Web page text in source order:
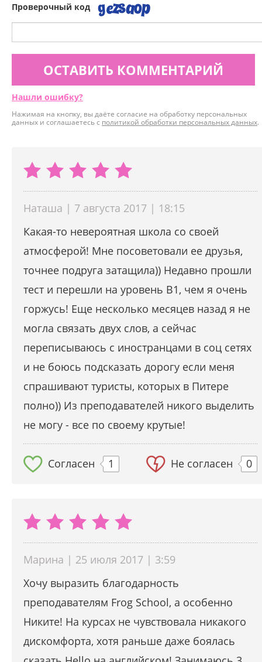
Проверочный код
ОСТАВИТЬ КОММЕНТАРИЙ
Нашли ошибку?
Нажимая на кнопку, вы даёте согласие на обработку персональных
данных и соглашаетесь с политикой обработки персональных данных.
Наташа | 7 августа 2017 | 18:15
Какая-то невероятная школа со своей
атмосферой! Мне посоветовали ее друзья,
точнее подруга затащила)) Недавно прошли
тест и перешли на уровень В1, чем я очень
горжусь! Еще несколько месяцев назад я не
могла связать двух слов, а сейчас
переписываюсь с иностранцами в соц сетях
и не боюсь подсказать дорогу если меня
спрашивают туристы, которых в Питере
полно)) Из преподавателей никого выделить
не могу - все по своему крутые!
Согласен 1 Не согласен 0
Марина | 25 июля 2017 | 3:59
Хочу выразить благодарность
преподавателям Frog School, а особенно
Никите! На курсах не чувствовала никакого
дискомфорта, хотя раньше даже боялась